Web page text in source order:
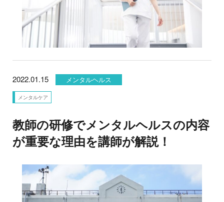
2022.01.15 メンタルヘルス
メンタルケア
教師の研修でメンタルヘルスの内容
が重要な理由を講師が解説！